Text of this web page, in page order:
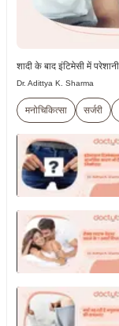
शादी के बाद इंटिमेसी में
Dr. Adittya K. Sharma
मनोचिकित्सा सर्जरी